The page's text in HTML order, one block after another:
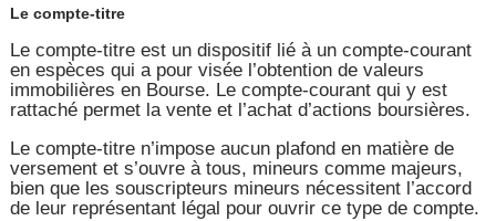
Le compte-titre
Le compte-titre est un dispositif lié à un compte-courant
en espèces qui a pour visée l’obtention de valeurs
immobilières en Bourse. Le compte-courant qui y est
rattaché permet la vente et l’achat d’actions boursières.
Le compte-titre n’impose aucun plafond en matière de
versement et s’ouvre à tous, mineurs comme majeurs,
bien que les souscripteurs mineurs nécessitent l’accord
de leur représentant légal pour ouvrir ce type de compte.